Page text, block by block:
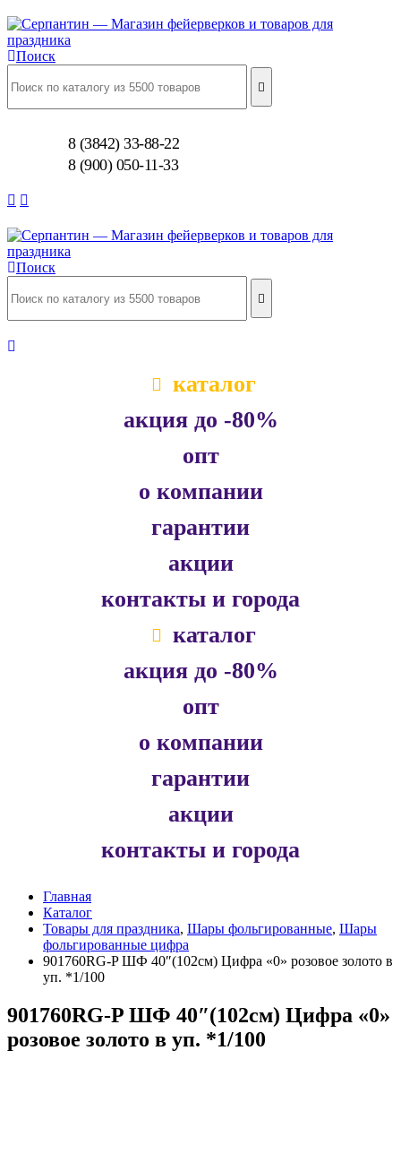
Поиск
8 (3842) 33-88-22
8 (900) 050-11-33
Поиск
каталог
акция до -80%
опт
о компании
гарантии
акции
контакты и города
каталог
акция до -80%
опт
о компании
гарантии
акции
контакты и города
Главная
Каталог
Товары для праздника, Шары фольгированные, Шары
фольгированные цифра
901760RG-P ШФ 40″(102см) Цифра «0» розовое золото в
уп. *1/100
901760RG-P ШФ 40″(102см) Цифра «0»
розовое золото в уп. *1/100